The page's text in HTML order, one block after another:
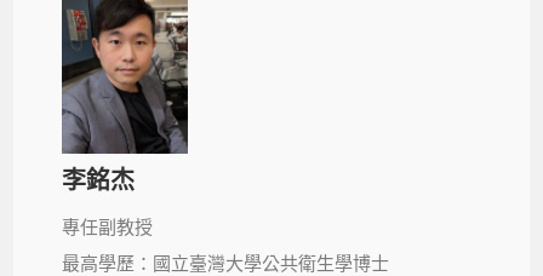
李銘杰
專任副教授
最高學歷：國立臺灣大學公共衛生學博士